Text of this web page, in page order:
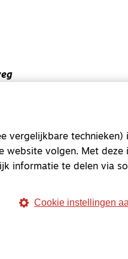
vergelijkbare technieken)
volgen. Met deze
informatie te delen via
Cookie instellingen